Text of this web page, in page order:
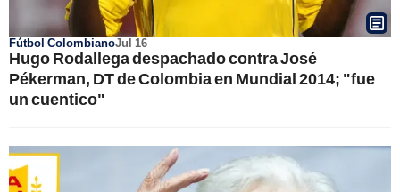
Fútbol ColombianoJul 16
Hugo Rodallega despachado contra José
Pékerman, DT de Colombia en Mundial 2014; "fue
un cuentico"